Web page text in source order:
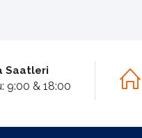
Saatleri
9:00 & 18:00